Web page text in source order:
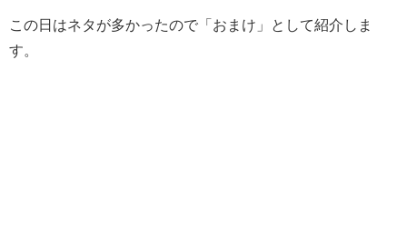
この日はネタが多かったので「おまけ」として紹介しま
す。